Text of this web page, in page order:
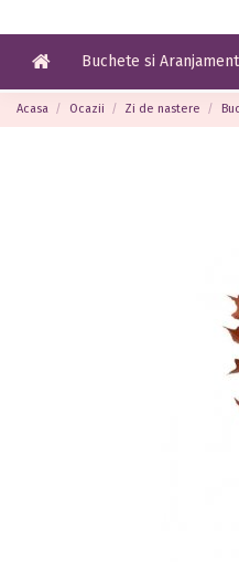
Buchete si
Acasa Ocazii Zi de nastere